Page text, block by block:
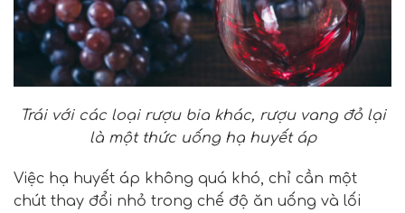
Trái với các loại rượu bia khác, rượu vang đỏ lại
là một thức uống hạ huyết áp
Việc hạ huyết áp không quá khó, chỉ cần một
chút thay đổi nhỏ trong chế độ ăn uống và lối